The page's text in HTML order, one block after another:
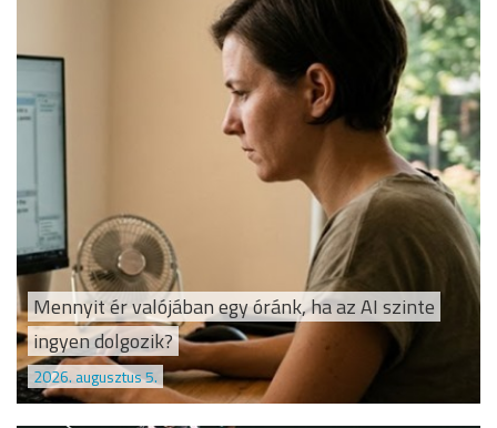
Mennyit ér valójában egy óránk, ha az AI szinte
ingyen dolgozik?
2026. augusztus 5.